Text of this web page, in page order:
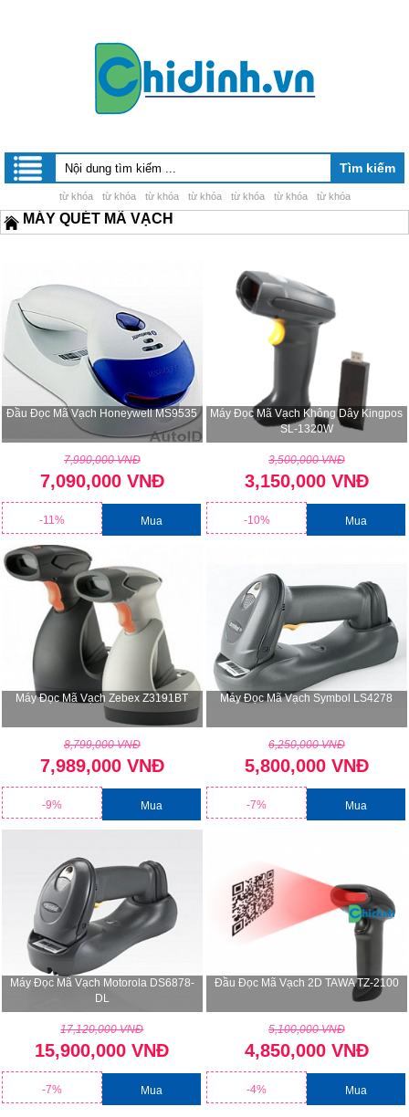
từ khóa từ khóa từ khóa từ khóa từ khóa từ khóa từ khóa
MÁY QUÉT MÃ VẠCH
Đầu Đọc Mã Vạch Honeywell MS9535
7,990,000 VNĐ
7,090,000 VNĐ
-11% Mua
Máy Đọc Mã Vạch Không Dây Kingpos
SL-1320W
3,500,000 VNĐ
3,150,000 VNĐ
-10% Mua
Máy Đọc Mã Vạch Zebex Z3191BT
8,799,000 VNĐ
7,989,000 VNĐ
-9% Mua
Máy Đọc Mã Vạch Symbol LS4278
6,250,000 VNĐ
5,800,000 VNĐ
-7% Mua
Máy Đọc Mã Vạch Motorola DS6878-
DL
17,120,000 VNĐ
15,900,000 VNĐ
-7% Mua
Đầu Đọc Mã Vạch 2D TAWA TZ-2100
5,100,000 VNĐ
4,850,000 VNĐ
-4% Mua